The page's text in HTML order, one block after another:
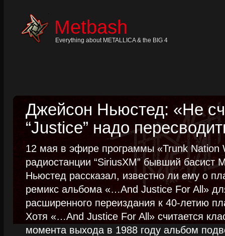
Metbash
Everything about METALLICA & the BIG 4
Джейсон Ньюстед: «Не
“Justice” надо
12 мая в эфире программы «Trunk Nation
радиостанции “SiriusXM” бывший басист
Ньюстед рассказал, известно ли ему о
ремикс альбома «…And Justice For All»
расширенного переиздания к 40-летию
Хотя «…And Justice For All» считается
момента выхода в 1988 году альбом